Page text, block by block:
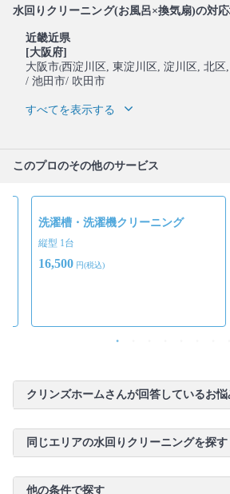
水回りクリーニング(お風呂×換気扇)の対
近畿近県
[大阪府]
大阪市(西淀川区 , 東淀川区 , 淀川区 , 北区
/ 池田市/ 吹田市
すべてを表示する
このプロのその他のサービス
洗濯槽・洗濯機クリーニング
縦型 1台
16,500 円(税込)
クリンズホームさんが回答しているお悩
同じエリアの水回りクリーニングを探す
他の条件で探す